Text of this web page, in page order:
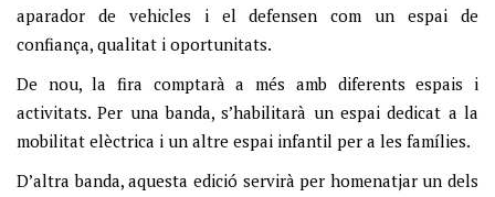
aparador de vehicles i el defensen com un espai de
confiança, qualitat i oportunitats.
De nou, la fira comptarà a més amb diferents espais i
activitats. Per una banda, s’habilitarà un espai dedicat a la
mobilitat elèctrica i un altre espai infantil per a les famílies.
D’altra banda, aquesta edició servirà per homenatjar un dels